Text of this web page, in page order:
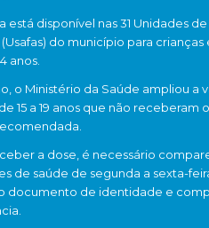
está disponível nas 31 Unidades
(Usafas) do município para
anos.
o Ministério da Saúde ampliou a
15 a 19 anos que não receberam
a dose, é necessário
de saúde de segunda a sexta-
documento de identidade e